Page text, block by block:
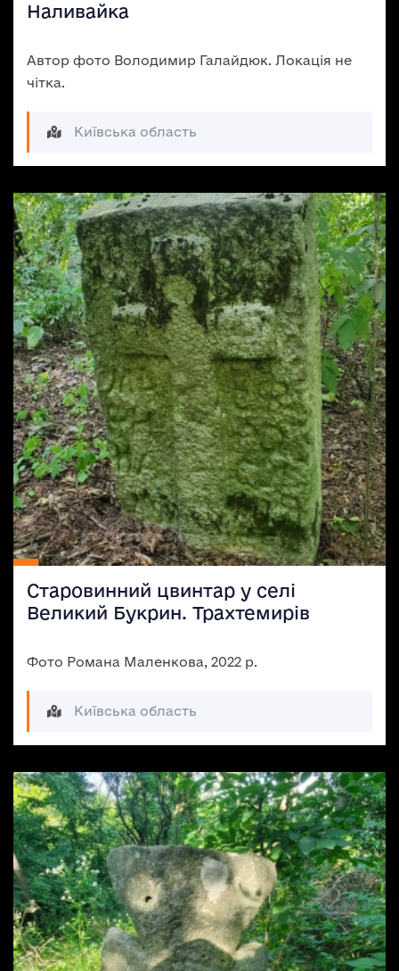
Наливайка
Автор фото Володимир Галайдюк. Локація не
чітка.
Київська область
Старовинний цвинтар у селі
Великий Букрин. Трахтемирів
Фото Романа Маленкова, 2022 р.
Київська область